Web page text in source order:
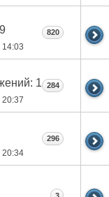
14:03
820
20:37
284
20:34
296
3